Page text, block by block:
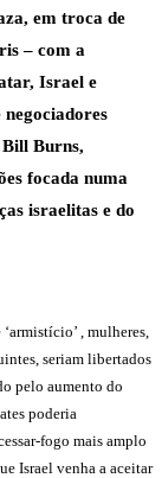
em troca de
– com a
Israel e
negociadores
Burns,
focada numa
israelitas e do
, mulheres,
seriam libertados
pelo aumento do
poderia
fogo mais amplo
Israel venha a aceitar